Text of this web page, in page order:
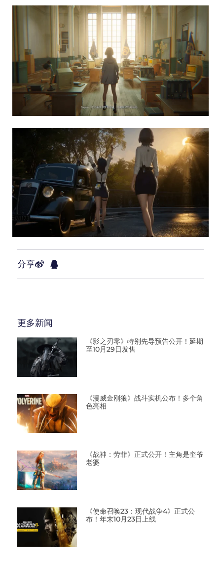
分享
更多新闻
《影之刃零》特别先导预告公开！延期
至10月29日发售
《漫威金刚狼》战斗实机公布！多个角
色亮相
《战神：劳菲》正式公开！主角是奎爷
老婆
《使命召唤23：现代战争4》正式公
布！年末10月23日上线